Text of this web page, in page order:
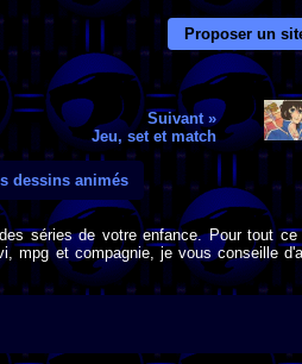
Proposer un
Suivant »
Jeu, set et match
dessins animés
séries de votre enfance. Pour tout ce
mpg et compagnie, je vous conseille